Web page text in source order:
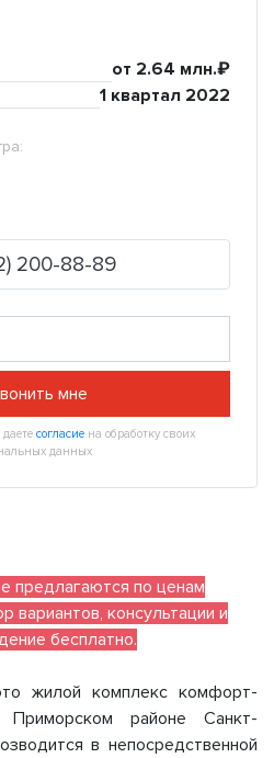
от 2.64 млн.₽
1 квартал 2022
200-88-89
мне
согласиена обработку своих
данных
предлагаются по ценам
вариантов, консультации и
бесплатно.
жилой комплекс комфорт-
районе Санкт-
в непосредственной